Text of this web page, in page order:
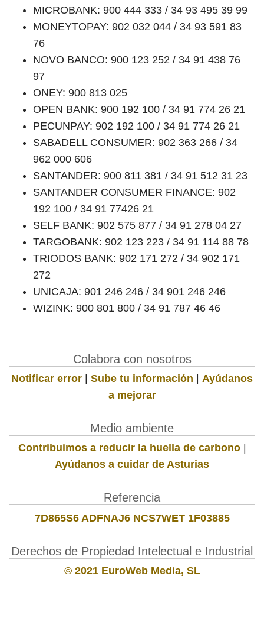
MICROBANK: 900 444 333 / 34 93 495 39 99
MONEYTOPAY: 902 032 044 / 34 93 591 83
76
NOVO BANCO: 900 123 252 / 34 91 438 76
97
ONEY: 900 813 025
OPEN BANK: 900 192 100 / 34 91 774 26 21
PECUNPAY: 902 192 100 / 34 91 774 26 21
SABADELL CONSUMER: 902 363 266 / 34
962 000 606
SANTANDER: 900 811 381 / 34 91 512 31 23
SANTANDER CONSUMER FINANCE: 902
192 100 / 34 91 77426 21
SELF BANK: 902 575 877 / 34 91 278 04 27
TARGOBANK: 902 123 223 / 34 91 114 88 78
TRIODOS BANK: 902 171 272 / 34 902 171
272
UNICAJA: 901 246 246 / 34 901 246 246
WIZINK: 900 801 800 / 34 91 787 46 46
Colabora con nosotros
Notificar error | Sube tu información | Ayúdanos
a mejorar
Medio ambiente
Contribuimos a reducir la huella de carbono|
Ayúdanos a cuidar de Asturias
Referencia
7D865S6 ADFNAJ6 NCS7WET 1F03885
Derechos de Propiedad Intelectual e Industrial
© 2021 EuroWeb Media, SL